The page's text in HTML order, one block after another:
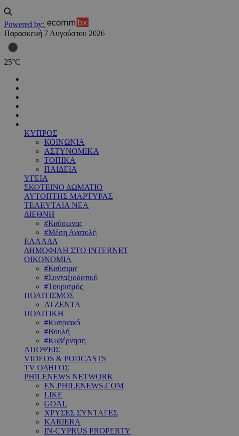
Powered by:
Παρασκευή 7 Αυγούστου 2026
25°C
ΚΥΠΡΟΣ
ΚΟΙΝΩΝΙΑ
ΑΣΤΥΝΟΜΙΚΑ
ΤΟΠΙΚΑ
ΠΑΙΔΕΙΑ
ΥΓΕΙΑ
ΣΚΟΤΕΙΝΟ ΔΩΜΑΤΙΟ
ΑΥΤΟΠΤΗΣ ΜΑΡΤΥΡΑΣ
ΤΕΛΕΥΤΑΙΑ ΝΕΑ
ΔΙΕΘΝΗ
#Καύσωνας
#Μέση Ανατολή
ΕΛΛΑΔΑ
ΔΗΜΟΦΙΛΗ ΣΤΟ INTERNET
ΟΙΚΟΝΟΜΙΑ
#Καύσιμα
#Συνταξιοδοτικό
#Τουρισμός
ΠΟΛΙΤΙΣΜΟΣ
ΑΤΖΕΝΤΑ
ΠΟΛΙΤΙΚΗ
#Κυπριακό
#Βουλή
#Κυβέρνηση
ΑΠΟΨΕΙΣ
VIDEOS & PODCASTS
TV ΟΔΗΓΟΣ
PHILENEWS NETWORK
EN.PHILENEWS.COM
LIKE
GOAL
ΧΡΥΣΕΣ ΣΥΝΤΑΓΕΣ
KARIERA
IN-CYPRUS PROPERTY